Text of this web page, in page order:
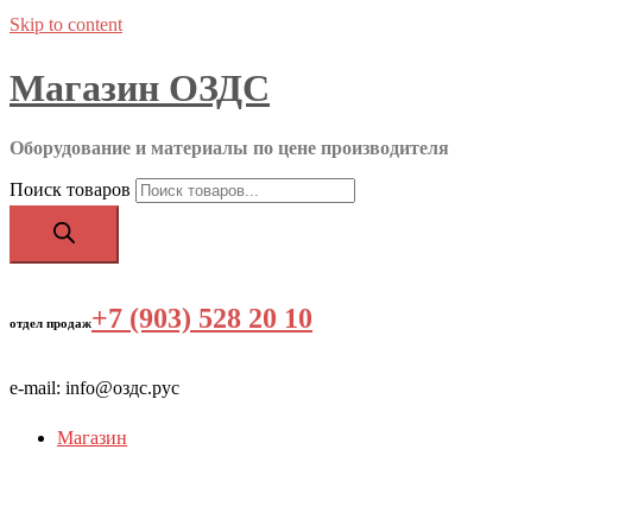
Skip to content
Магазин ОЗДС
Оборудование и материалы по цене производителя
Поиск товаров
отдел продаж+7 (903) 528 20 10
e-mail: info@оздс.рус
Магазин